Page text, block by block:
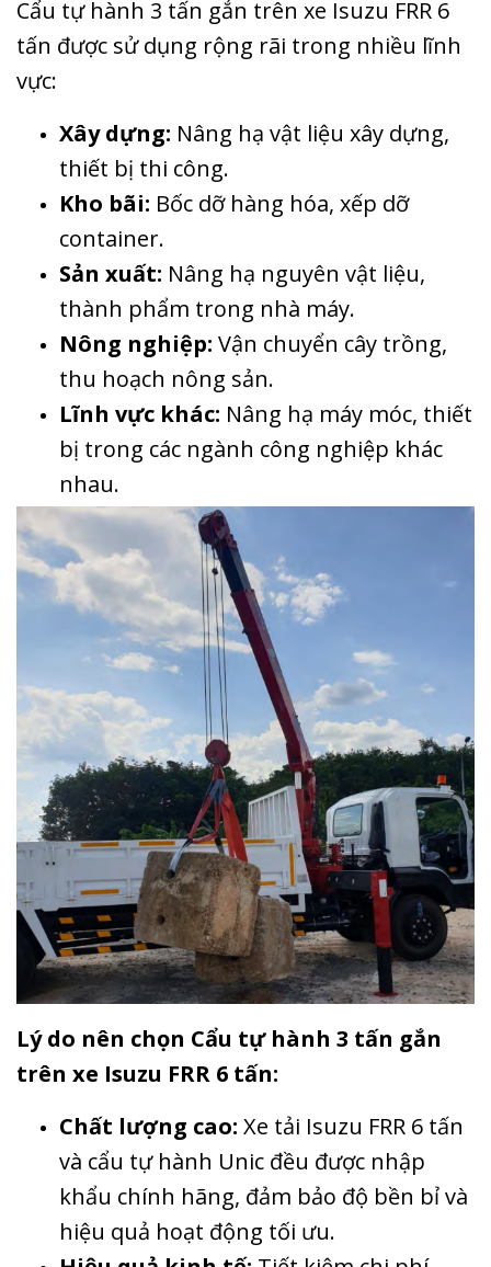
Cẩu tự hành 3 tấn gắn trên xe Isuzu FRR 6
tấn được sử dụng rộng rãi trong nhiều lĩnh
vực:
Xây dựng: Nâng hạ vật liệu xây dựng,
thiết bị thi công.
Kho bãi: Bốc dỡ hàng hóa, xếp dỡ
container.
Sản xuất: Nâng hạ nguyên vật liệu,
thành phẩm trong nhà máy.
Nông nghiệp: Vận chuyển cây trồng,
thu hoạch nông sản.
Lĩnh vực khác: Nâng hạ máy móc, thiết
bị trong các ngành công nghiệp khác
nhau.
Lý do nên chọn Cẩu tự hành 3 tấn gắn
trên xe Isuzu FRR 6 tấn:
Chất lượng cao: Xe tải Isuzu FRR 6 tấn
và cẩu tự hành Unic đều được nhập
khẩu chính hãng, đảm bảo độ bền bỉ và
hiệu quả hoạt động tối ưu.